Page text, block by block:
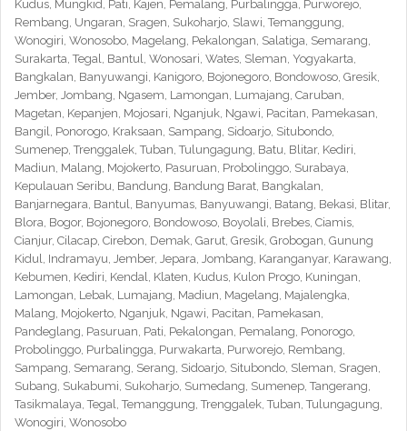
Kudus, Mungkid, Pati, Kajen, Pemalang, Purbalingga, Purworejo,
Rembang, Ungaran, Sragen, Sukoharjo, Slawi, Temanggung,
Wonogiri, Wonosobo, Magelang, Pekalongan, Salatiga, Semarang,
Surakarta, Tegal, Bantul, Wonosari, Wates, Sleman, Yogyakarta,
Bangkalan, Banyuwangi, Kanigoro, Bojonegoro, Bondowoso, Gresik,
Jember, Jombang, Ngasem, Lamongan, Lumajang, Caruban,
Magetan, Kepanjen, Mojosari, Nganjuk, Ngawi, Pacitan, Pamekasan,
Bangil, Ponorogo, Kraksaan, Sampang, Sidoarjo, Situbondo,
Sumenep, Trenggalek, Tuban, Tulungagung, Batu, Blitar, Kediri,
Madiun, Malang, Mojokerto, Pasuruan, Probolinggo, Surabaya,
Kepulauan Seribu, Bandung, Bandung Barat, Bangkalan,
Banjarnegara, Bantul, Banyumas, Banyuwangi, Batang, Bekasi, Blitar,
Blora, Bogor, Bojonegoro, Bondowoso, Boyolali, Brebes, Ciamis,
Cianjur, Cilacap, Cirebon, Demak, Garut, Gresik, Grobogan, Gunung
Kidul, Indramayu, Jember, Jepara, Jombang, Karanganyar, Karawang,
Kebumen, Kediri, Kendal, Klaten, Kudus, Kulon Progo, Kuningan,
Lamongan, Lebak, Lumajang, Madiun, Magelang, Majalengka,
Malang, Mojokerto, Nganjuk, Ngawi, Pacitan, Pamekasan,
Pandeglang, Pasuruan, Pati, Pekalongan, Pemalang, Ponorogo,
Probolinggo, Purbalingga, Purwakarta, Purworejo, Rembang,
Sampang, Semarang, Serang, Sidoarjo, Situbondo, Sleman, Sragen,
Subang, Sukabumi, Sukoharjo, Sumedang, Sumenep, Tangerang,
Tasikmalaya, Tegal, Temanggung, Trenggalek, Tuban, Tulungagung,
Wonogiri, Wonosobo